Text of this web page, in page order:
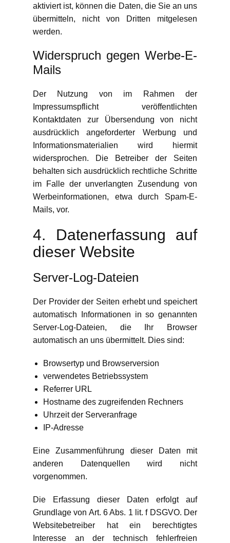
aktiviert ist, können die Daten, die Sie an uns
übermitteln, nicht von Dritten mitgelesen
werden.
Widerspruch gegen Werbe-E-
Mails
Der Nutzung von im Rahmen der
Impressumspflicht veröffentlichten
Kontaktdaten zur Übersendung von nicht
ausdrücklich angeforderter Werbung und
Informationsmaterialien wird hiermit
widersprochen. Die Betreiber der Seiten
behalten sich ausdrücklich rechtliche Schritte
im Falle der unverlangten Zusendung von
Werbeinformationen, etwa durch Spam-E-
Mails, vor.
4. Datenerfassung auf
dieser Website
Server-Log-Dateien
Der Provider der Seiten erhebt und speichert
automatisch Informationen in so genannten
Server-Log-Dateien, die Ihr Browser
automatisch an uns übermittelt. Dies sind:
Browsertyp und Browserversion
verwendetes Betriebssystem
Referrer URL
Hostname des zugreifenden Rechners
Uhrzeit der Serveranfrage
IP-Adresse
Eine Zusammenführung dieser Daten mit
anderen Datenquellen wird nicht
vorgenommen.
Die Erfassung dieser Daten erfolgt auf
Grundlage von Art. 6 Abs. 1 lit. f DSGVO. Der
Websitebetreiber hat ein berechtigtes
Interesse an der technisch fehlerfreien